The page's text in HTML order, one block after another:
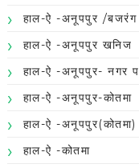
हाल-ऐ -अनूपपुर /बजरंग
हाल-ऐ -अनूपपुर खनिज
हाल-ऐ -अनूपपुर- नगर
हाल-ऐ -अनूपपुर-कोतमा
हाल-ऐ -अनूपपुर(कोतमा)
हाल-ऐ -कोतमा